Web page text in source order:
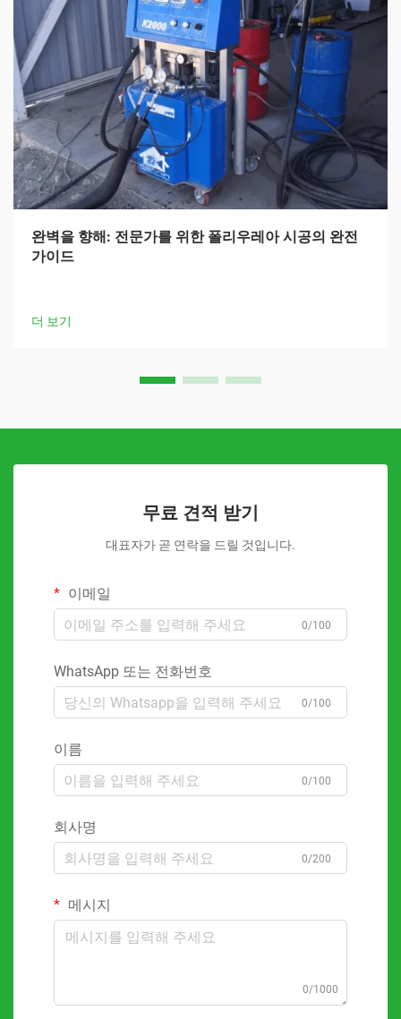
완벽을 향해: 전문가를 위한 폴리우레아 시공의 완전
가이드
더 보기
무료 견적 받기
대표자가 곧 연락을 드릴 것입니다.
이메일
0/100
WhatsApp 또는 전화번호
0/100
이름
0/100
회사명
0/200
메시지
0/1000